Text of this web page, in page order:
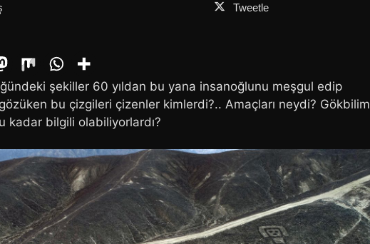
Tweetle
şekiller 60 yıldan bu yana insanoğlunu meşgul edip
bu çizgileri çizenler kimlerdi?.. Amaçları neydi? Gökbilim
kadar bilgili olabiliyorlardı?